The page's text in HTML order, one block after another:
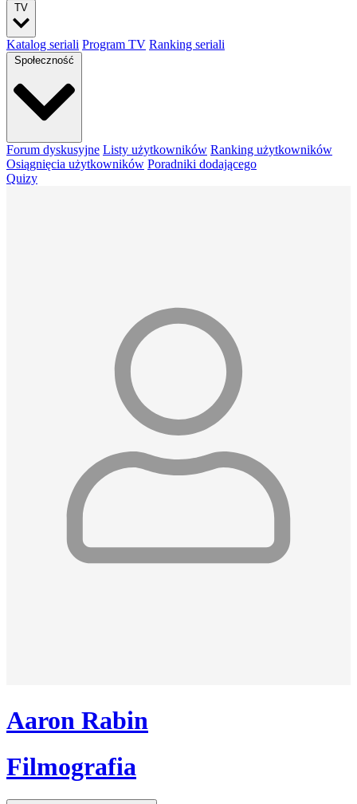
TV
Katalog seriali Program TV Ranking seriali
Społeczność
Forum dyskusyjne Listy użytkowników Ranking użytkowników
Osiągnięcia użytkowników Poradniki dodającego
Quizy
Aaron Rabin
Filmografia